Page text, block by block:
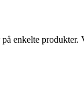
enkelte